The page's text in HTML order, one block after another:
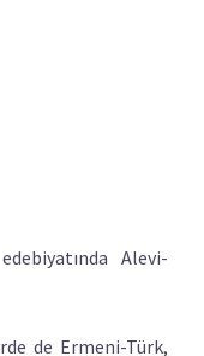
Alevi-
de Ermeni-Türk,